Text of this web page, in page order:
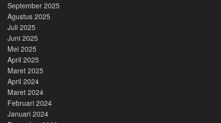
September 2025
Agustus 2025
Juli 2025
Juni 2025
Mei 2025
April 2025
Maret 2025
April 2024
Maret 2024
Februari 2024
Januari 2024